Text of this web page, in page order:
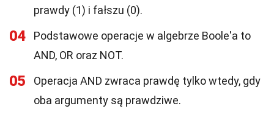
prawdy (1) i fałszu (0).
04
Podstawowe operacje w algebrze Boole'a to
AND, OR oraz NOT.
05
Operacja AND zwraca prawdę tylko wtedy, gdy
oba argumenty są prawdziwe.